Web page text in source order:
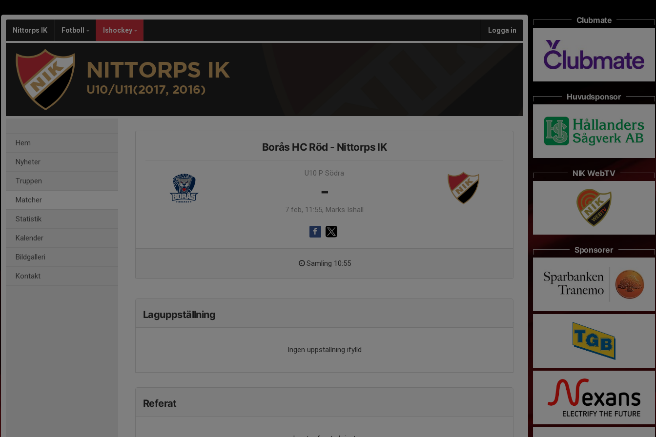
Nittorps IK Fotboll Ishockey Logga in
NITTORPS IK
U10/U11(2017, 2016)
Hem
Nyheter
Truppen
Matcher
Statistik
Kalender
Bildgalleri
Kontakt
Borås HC Röd - Nittorps IK
U10 P Södra
-
7 feb, 11:55, Marks Ishall
Samling 10:55
Laguppställning
Ingen uppställning ifylld
Referat
Clubmate
Huvudsponsor
NIK WebTV
Sponsorer